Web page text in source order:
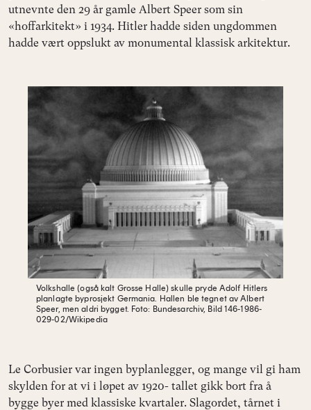
utnevnte den 29 år gamle Albert Speer som sin
«hoffarkitekt» i 1934. Hitler hadde siden ungdommen
hadde vært oppslukt av monumental klassisk arkitektur.
Volkshalle (også kalt Grosse Halle) skulle pryde Adolf Hitlers
planlagte byprosjekt Germania. Hallen ble tegnet av Albert
Speer, men aldri bygget. Foto: Bundesarchiv, Bild 146-1986-
029-02/Wikipedia
Le Corbusier var ingen byplanlegger, og mange vil gi ham
skylden for at vi i løpet av 1920- tallet gikk bort fra å
bygge byer med klassiske kvartaler. Slagordet, tårnet i